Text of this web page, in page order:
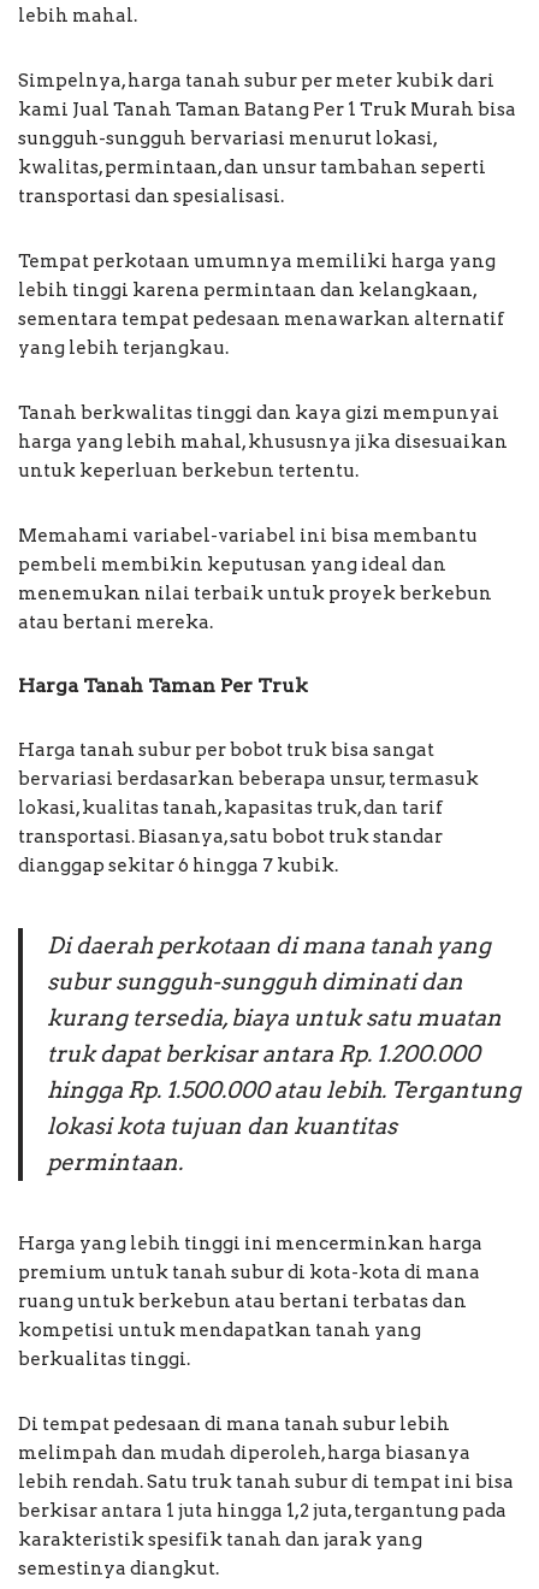
lebih mahal.
Simpelnya, harga tanah subur per meter kubik dari
kami Jual Tanah Taman Batang Per 1 Truk Murah bisa
sungguh-sungguh bervariasi menurut lokasi,
kwalitas, permintaan, dan unsur tambahan seperti
transportasi dan spesialisasi.
Tempat perkotaan umumnya memiliki harga yang
lebih tinggi karena permintaan dan kelangkaan,
sementara tempat pedesaan menawarkan alternatif
yang lebih terjangkau.
Tanah berkwalitas tinggi dan kaya gizi mempunyai
harga yang lebih mahal, khususnya jika disesuaikan
untuk keperluan berkebun tertentu.
Memahami variabel-variabel ini bisa membantu
pembeli membikin keputusan yang ideal dan
menemukan nilai terbaik untuk proyek berkebun
atau bertani mereka.
Harga Tanah Taman Per Truk
Harga tanah subur per bobot truk bisa sangat
bervariasi berdasarkan beberapa unsur, termasuk
lokasi, kualitas tanah, kapasitas truk, dan tarif
transportasi. Biasanya, satu bobot truk standar
dianggap sekitar 6 hingga 7 kubik.
Di daerah perkotaan di mana tanah yang
subur sungguh-sungguh diminati dan
kurang tersedia, biaya untuk satu muatan
truk dapat berkisar antara Rp. 1.200.000
hingga Rp. 1.500.000 atau lebih. Tergantung
lokasi kota tujuan dan kuantitas
permintaan.
Harga yang lebih tinggi ini mencerminkan harga
premium untuk tanah subur di kota-kota di mana
ruang untuk berkebun atau bertani terbatas dan
kompetisi untuk mendapatkan tanah yang
berkualitas tinggi.
Di tempat pedesaan di mana tanah subur lebih
melimpah dan mudah diperoleh, harga biasanya
lebih rendah. Satu truk tanah subur di tempat ini bisa
berkisar antara 1 juta hingga 1,2 juta, tergantung pada
karakteristik spesifik tanah dan jarak yang
semestinya diangkut.